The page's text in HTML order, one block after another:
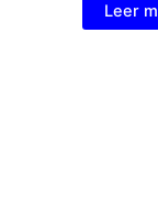
Leer